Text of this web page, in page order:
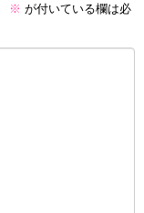
※ が付いている欄は必